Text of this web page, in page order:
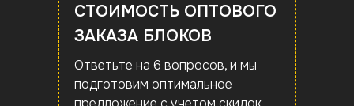
СТОИМОСТЬ ОПТОВОГО
ЗАКАЗА БЛОКОВ
Ответьте на 6 вопросов, и мы
подготовим оптимальное